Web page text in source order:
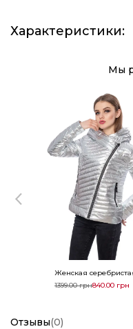
Характеристики:
Мы
Женская
1399.00грн840.00 грн
Отзывы(0)